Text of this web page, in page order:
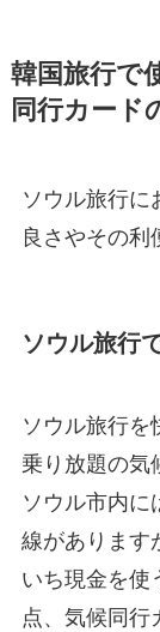
韓国旅行で
同行カード
ソウル旅行に
良さやその利
ソウル旅行
ソウル旅行を
乗り放題の気
ソウル市内に
線があります
いち現金を使
点、気候同行